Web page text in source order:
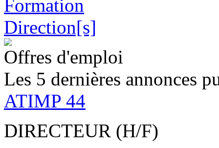
Offres d'emploi
Les 5 dernières annonces
ATIMP 44
DIRECTEUR (H/F)